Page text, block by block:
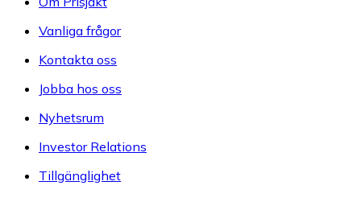
Vanliga frågor
Kontakta oss
Jobba hos oss
Nyhetsrum
Investor Relations
Tillgänglighet